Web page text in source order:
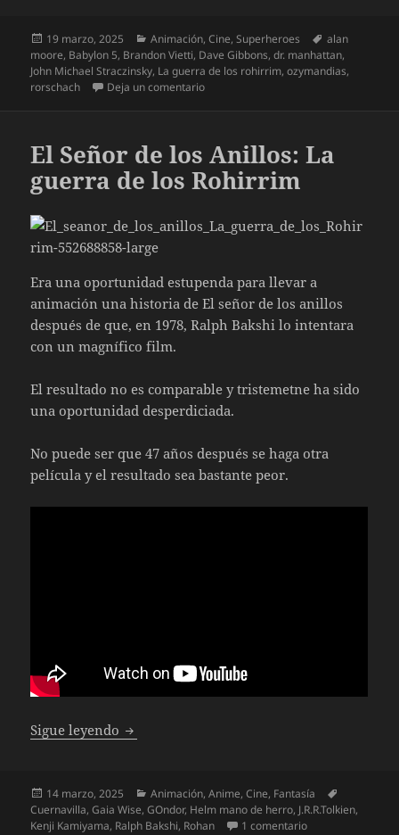
Publicado
el
19 marzo, 2025 Categorías
Animación,Cine,Superheroes Etiquetas
alan
moore, Babylon 5, Brandon Vietti, Dave Gibbons,dr. manhattan,
John Michael Straczinsky, La guerra de los rohirrim,ozymandias,
rorschach
Deja un comentarioen Watchmen Capítulo 2
El Señor de los Anillos: La
guerra de los Rohirrim
Era una oportunidad estupenda para llevar a
animación una historia de El señor de los anillos
después de que, en 1978, Ralph Bakshi lo intentara
con un magnífico film.
El resultado no es comparable y tristemetne ha sido
una oportunidad desperdiciada.
No puede ser que 47 años después se haga otra
película y el resultado sea bastante peor.
Sigue leyendo El Señor de los Anillos: La guerra de los
Publicado
el
14 marzo, 2025 Categorías
Animación,Anime,Cine, Fantasía
Cuernavilla,Gaia Wise,GOndor, Helm mano de herro, J.R.R.Tolkien,
Kenji Kamiyama, Ralph Bakshi, Rohan 1 comentarioen El Señor de